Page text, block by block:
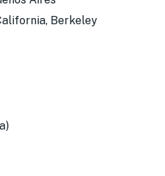
Berkeley